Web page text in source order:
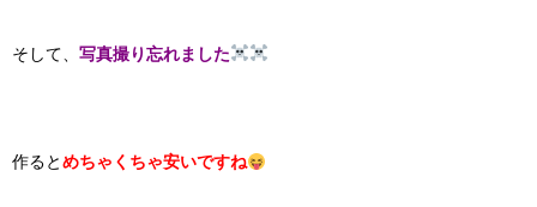
そして、 写真撮り忘れました
作ると めちゃくちゃ安いですね